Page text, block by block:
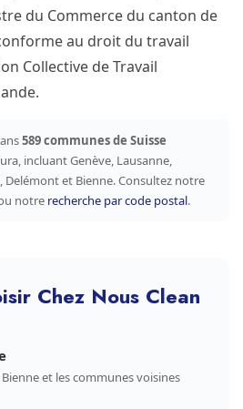
du Commerce du canton de
au droit du travail
Collective de Travail
589 communes de Suisse
incluant Genève, Lausanne,
Delémont et Bienne. Consultez notre
notre recherche par code postal.
Chez Nous Clean
et les communes voisines